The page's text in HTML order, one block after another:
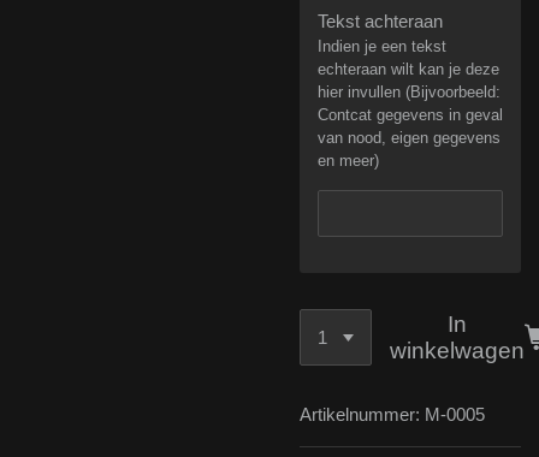
Tekst achteraan
Indien je een tekst
echteraan wilt kan je deze
hier invullen (Bijvoorbeeld:
Contcat gegevens in geval
van nood, eigen gegevens
en meer)
In
winkelwagen
Artikelnummer: M-0005